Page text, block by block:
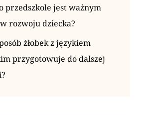
przedszkole jest ważnym
rozwoju dziecka?
żłobek z językiem
przygotowuje do dalszej